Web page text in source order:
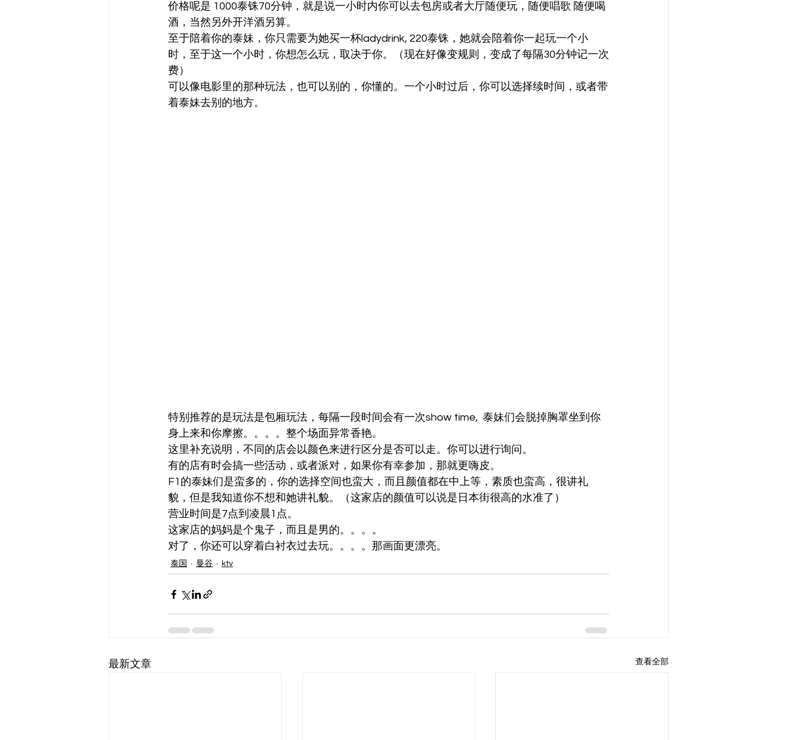
价格呢是 1000泰铢70分钟，就是说一小时内你可以去包房或者大厅随便玩，随便唱歌 随便喝
酒，当然另外开洋酒另算。
至于陪着你的泰妹，你只需要为她买一杯ladydrink, 220泰铢，她就会陪着你一起玩一个小
时，至于这一个小时，你想怎么玩，取决于你。（现在好像变规则，变成了每隔30分钟记一次
费）
可以像电影里的那种玩法，也可以别的，你懂的。一个小时过后，你可以选择续时间，或者带
着泰妹去别的地方。
特别推荐的是玩法是包厢玩法，每隔一段时间会有一次show time,  泰妹们会脱掉胸罩坐到你
身上来和你摩擦。。。。整个场面异常香艳。
这里补充说明，不同的店会以颜色来进行区分是否可以走。你可以进行询问。
有的店有时会搞一些活动，或者派对，如果你有幸参加，那就更嗨皮。
F1的泰妹们是蛮多的，你的选择空间也蛮大，而且颜值都在中上等，素质也蛮高，很讲礼
貌，但是我知道你不想和她讲礼貌。（这家店的颜值可以说是日本街很高的水准了）
营业时间是7点到凌晨1点。
这家店的妈妈是个鬼子，而且是男的。。。。
对了，你还可以穿着白衬衣过去玩。。。。那画面更漂亮。
泰国 曼谷 ktv
最新文章 查看全部